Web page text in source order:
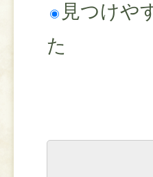
見つけや
た